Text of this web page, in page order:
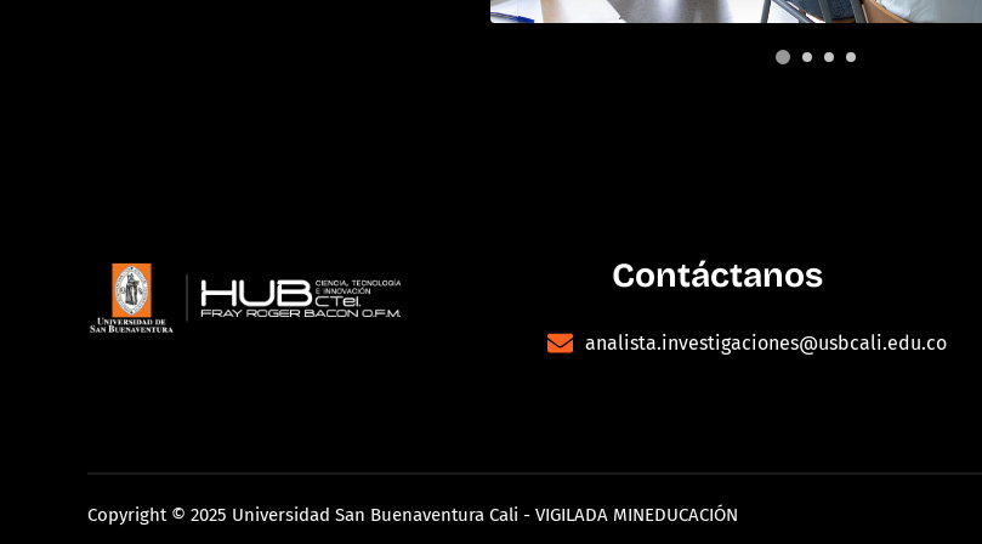
Contáctanos
analista.investigaciones@usbcali.edu.co
Copyright © 2025 Universidad San Buenaventura Cali - VIGILADA MINEDUCACIÓN